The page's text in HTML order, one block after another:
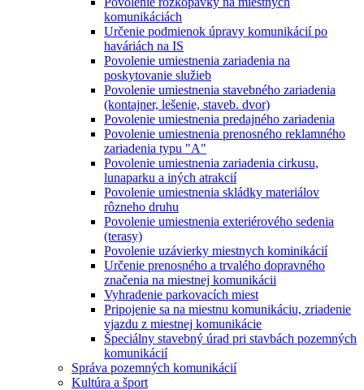
komunikáciách
Určenie podmienok úpravy komunikácií po
haváriách na IS
Povolenie umiestnenia zariadenia na
poskytovanie služieb
Povolenie umiestnenia stavebného zariadenia
(kontajner, lešenie, staveb. dvor)
Povolenie umiestnenia predajného zariadenia
Povolenie umiestnenia prenosného reklamného
zariadenia typu "A"
Povolenie umiestnenia zariadenia cirkusu,
lunaparku a iných atrakcií
Povolenie umiestnenia skládky materiálov
rôzneho druhu
Povolenie umiestnenia exteriérového sedenia
(terasy)
Povolenie uzávierky miestnych kominikácií
Určenie prenosného a trvalého dopravného
značenia na miestnej komunikácii
Vyhradenie parkovacích miest
Pripojenie sa na miestnu komunikáciu, zriadenie
vjazdu z miestnej komunikácie
Špeciálny stavebný úrad pri stavbách pozemných
komunikácií
Správa pozemných komunikácií
Kultúra a šport